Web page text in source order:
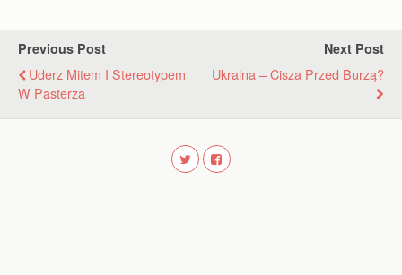
Previous Post
Uderz Mitem I Stereotypem
W Pasterza
Next Post
Ukraina – Cisza Przed Burzą?